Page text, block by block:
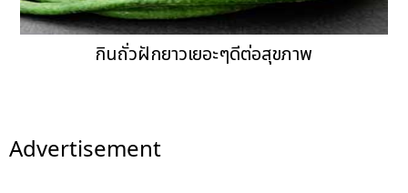
กินถั่วฝักยาวเยอะๆดีต่อสุขภาพ
Advertisement